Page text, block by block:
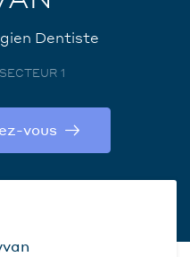
Dentiste
1
vous